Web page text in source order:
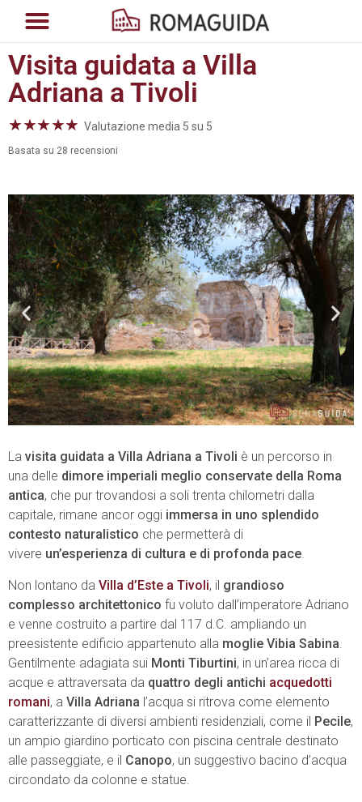
Visita guidata a Villa
Adriana a Tivoli
★★★★★ Valutazione media 5 su 5
Basata su 28 recensioni
La visita guidata a Villa Adriana a Tivoli è un percorso in
una delle dimore imperiali meglio conservate della Roma
antica, che pur trovandosi a soli trenta chilometri dalla
capitale, rimane ancor oggi immersa in uno splendido
contesto naturalistico che permetterà di
vivere un’esperienza di cultura e di profonda pace.
Non lontano da Villa d’Este a Tivoli, il grandioso
complesso architettonico fu voluto dall’imperatore Adriano
e venne costruito a partire dal 117 d.C. ampliando un
preesistente edificio appartenuto alla moglie Vibia Sabina
Gentilmente adagiata sui Monti Tiburtini, in un’area ricca di
acque e attraversata da quattro degli antichi acquedotti
romani, a Villa Adriana l’acqua si ritrova come elemento
caratterizzante di diversi ambienti residenziali, come il Pecile,
un ampio giardino porticato con piscina centrale destinato
alle passeggiate, e il Canopo, un suggestivo bacino d’acqua
circondato da colonne e statue.